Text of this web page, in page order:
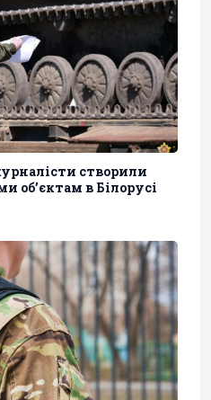
створили
обʼєктам в Білорусі